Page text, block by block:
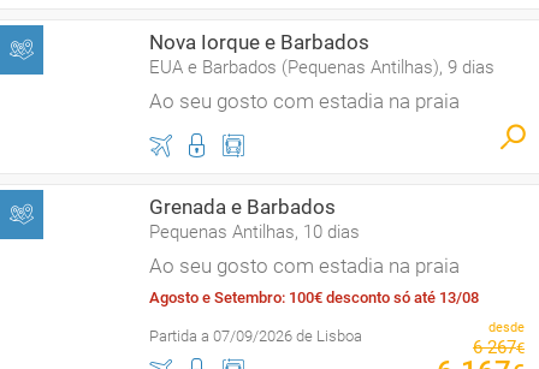
Nova Iorque e Barbados
EUA e Barbados (Pequenas Antilhas), 9 dias
Ao seu gosto com estadia na praia
Grenada e Barbados
Pequenas Antilhas, 10 dias
Ao seu gosto com estadia na praia
Agosto e Setembro: 100€ desconto só até 13/08
Partida a 07/09/2026 de Lisboa desde
6 267€